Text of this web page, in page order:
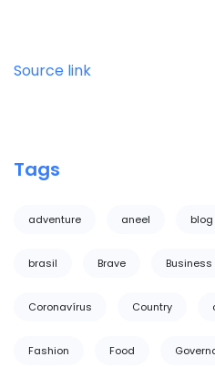
Source link
Tags
adventure aneel blog
brasil Brave Business
Coronavírus Country
Fashion Food